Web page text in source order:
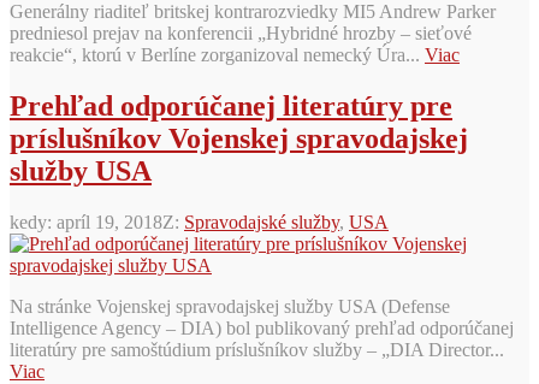
Generálny riaditeľ britskej kontrarozviedky MI5 Andrew Parker
predniesol prejav na konferencii „Hybridné hrozby – sieťové
reakcie“, ktorú v Berlíne zorganizoval nemecký Úra... Viac
Prehľad odporúčanej literatúry pre
príslušníkov Vojenskej spravodajskej
služby USA
kedy: apríl 19, 2018Z: Spravodajské služby, USA
Na stránke Vojenskej spravodajskej služby USA (Defense
Intelligence Agency – DIA) bol publikovaný prehľad odporúčanej
literatúry pre samoštúdium príslušníkov služby – „DIA Director...
Viac